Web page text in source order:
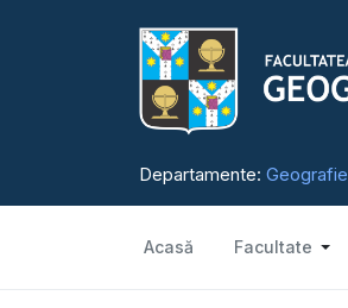
Departamente: Geografie
Acasă Facultate